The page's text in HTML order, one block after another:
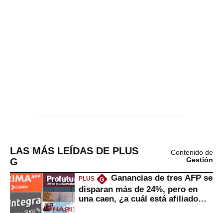
LAS MÁS LEÍDAS DE PLUS
G
Contenido de
Gestión
PLUS G
Ganancias de tres AFP se
disparan más de 24%, pero en
una caen, ¿a cuál está afiliado